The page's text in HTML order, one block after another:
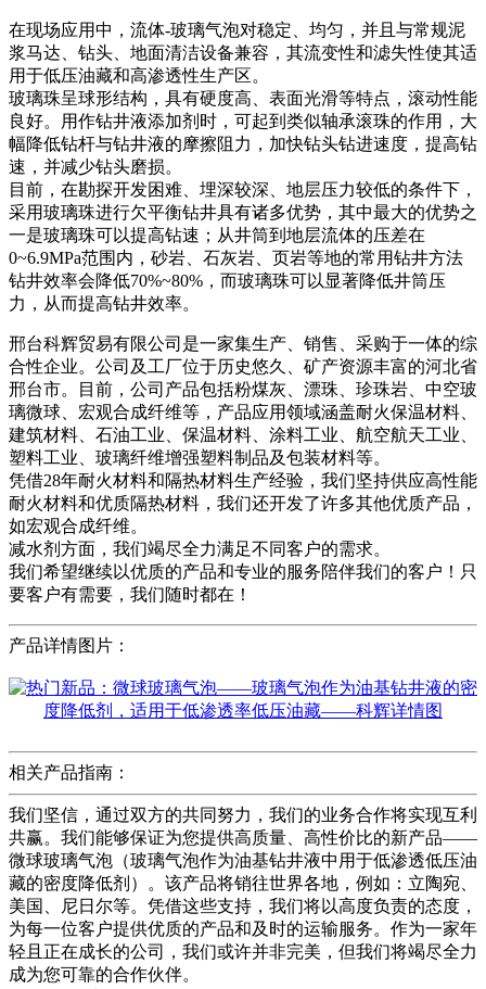
在现场应用中，流体-玻璃气泡对稳定、均匀，并且与常规泥
浆马达、钻头、地面清洁设备兼容，其流变性和滤失性使其适
用于低压油藏和高渗透性生产区。
玻璃珠呈球形结构，具有硬度高、表面光滑等特点，滚动性能
良好。用作钻井液添加剂时，可起到类似轴承滚珠的作用，大
幅降低钻杆与钻井液的摩擦阻力，加快钻头钻进速度，提高钻
速，并减少钻头磨损。
目前，在勘探开发困难、埋深较深、地层压力较低的条件下，
采用玻璃珠进行欠平衡钻井具有诸多优势，其中最大的优势之
一是玻璃珠可以提高钻速；从井筒到地层流体的压差在
0~6.9MPa范围内，砂岩、石灰岩、页岩等地的常用钻井方法
钻井效率会降低70%~80%，而玻璃珠可以显著降低井筒压
力，从而提高钻井效率。
邢台科辉贸易有限公司是一家集生产、销售、采购于一体的综
合性企业。公司及工厂位于历史悠久、矿产资源丰富的河北省
邢台市。目前，公司产品包括粉煤灰、漂珠、珍珠岩、中空玻
璃微球、宏观合成纤维等，产品应用领域涵盖耐火保温材料、
建筑材料、石油工业、保温材料、涂料工业、航空航天工业、
塑料工业、玻璃纤维增​​强塑料制品及包装材料等。
凭借28年耐火材料和隔热材料生产经验，我们坚持供应高性能
耐火材料和优质隔热材料，我们还开发了许多其他优质产品，
如宏观合成纤维。
减水剂方面，我们竭尽全力满足不同客户的需求。
我们希望继续以优质的产品和专业的服务陪伴我们的客户！只
要客户有需要，我们随时都在！
产品详情图片：
相关产品指南：
我们坚信，通过双方的共同努力，我们的业务合作将实现互利
共赢。我们能够保证为您提供高质量、高性价比的新产品——
微球玻璃气泡（玻璃气泡作为油基钻井液中用于低渗透低压油
藏的密度降低剂）。该产品将销往世界各地，例如：立陶宛、
美国、尼日尔等。凭借这些支持，我们将以高度负责的态度，
为每一位客户提供优质的产品和及时的运输服务。作为一家年
轻且正在成长的公司，我们或许并非完美，但我们将竭尽全力
成为您可靠的合作伙伴。